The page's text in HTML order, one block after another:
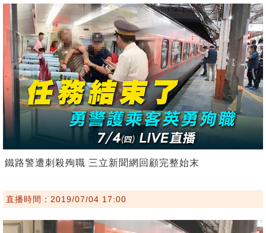
鐵路警遭刺殺殉職 三立新聞網回顧完整始末
直播時間：2019/07/04 17:00